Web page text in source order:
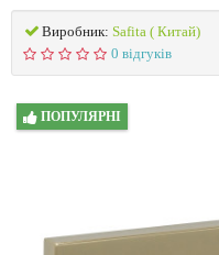
Виробник: Safita ( Китай)
0 відгуків
ПОПУЛЯРНІ